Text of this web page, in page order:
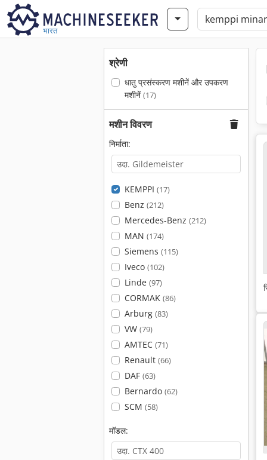
भारत
श्रेणी
धातु प्रसंस्करण मशीनें और उपकरण
मशीनें (17)
मशीन विवरण
निर्माता:
KEMPPI (17)
Benz (212)
Mercedes-Benz (212)
MAN (174)
Siemens (115)
Iveco (102)
Linde (97)
CORMAK (86)
Arburg (83)
VW (79)
AMTEC (71)
Renault (66)
DAF (63)
Bernardo (62)
SCM (58)
मॉडल: